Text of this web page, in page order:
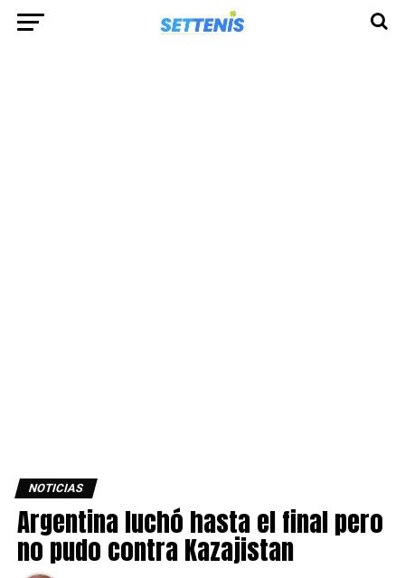
NOTICIAS
Argentina luchó hasta el final pero
no pudo contra Kazajistan